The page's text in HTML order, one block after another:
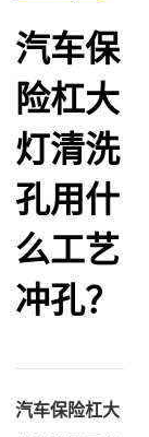
汽车保
险杠大
灯清洗
孔用什
么工艺
冲孔？
汽车保险杠大